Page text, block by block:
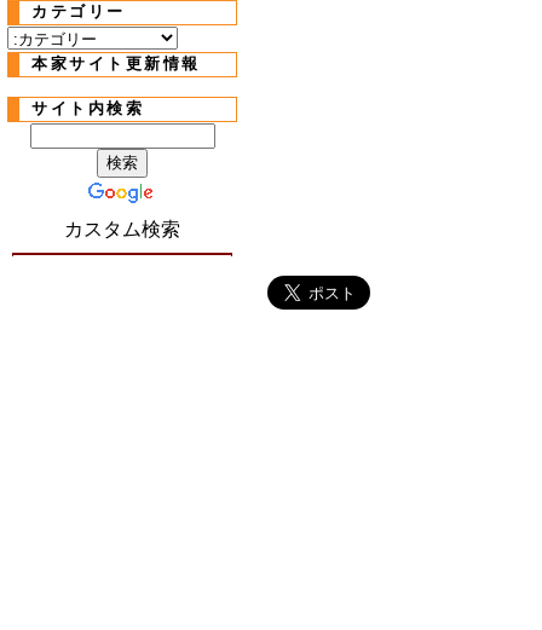
カテゴリー
本家サイト更新情報
サイト内検索
カスタム検索